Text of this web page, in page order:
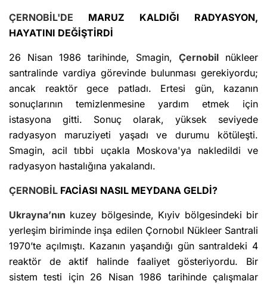
ÇERNOBİL'DE MARUZ KALDIĞI RADYASYON,
HAYATINI DEĞİŞTİRDİ
26 Nisan 1986 tarihinde, Smagin, Çernobil nükleer
santralinde vardiya görevinde bulunması gerekiyordu;
ancak reaktör gece patladı. Ertesi gün, kazanın
sonuçlarının temizlenmesine yardım etmek için
istasyona gitti. Sonuç olarak, yüksek seviyede
radyasyon maruziyeti yaşadı ve durumu kötüleşti.
Smagin, acil tıbbi uçakla Moskova'ya nakledildi ve
radyasyon hastalığına yakalandı.
ÇERNOBİL FACİASI NASIL MEYDANA GELDİ?
Ukrayna’nın kuzey bölgesinde, Kıyiv bölgesindeki bir
yerleşim biriminde inşa edilen Çornobıl Nükleer Santrali
1970’te açılmıştı. Kazanın yaşandığı gün santraldeki 4
reaktör de aktif halinde faaliyet gösteriyordu. Bir
sistem testi için 26 Nisan 1986 tarihinde çalışmalar